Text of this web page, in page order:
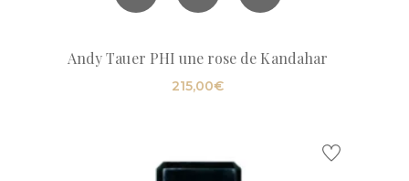
Andy Tauer PHI une rose de Kandahar
215,00€